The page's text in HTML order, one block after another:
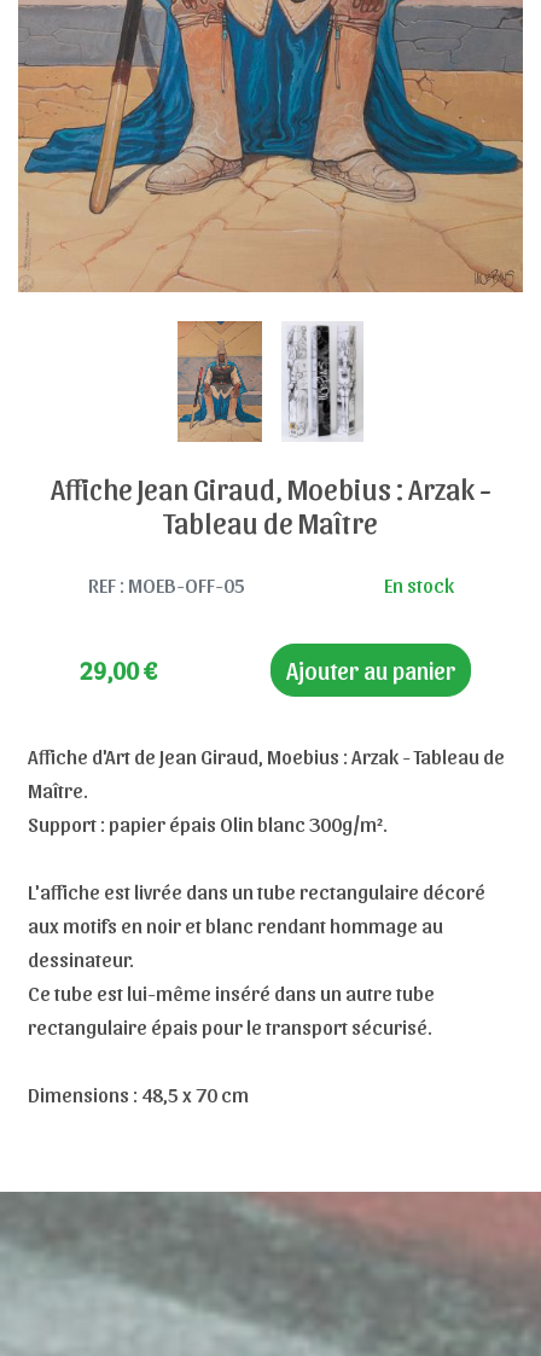
Affiche Jean Giraud, Moebius : Arzak -
Tableau de Maître
REF : MOEB-OFF-05 En stock
29,00€ Ajouter au panier
Affiche d'Art de Jean Giraud, Moebius : Arzak - Tableau de
Maître.
Support : papier épais Olin blanc 300g/m².
L'affiche est livrée dans un tube rectangulaire décoré
aux motifs en noir et blanc rendant hommage au
dessinateur.
Ce tube est lui-même inséré dans un autre tube
rectangulaire épais pour le transport sécurisé.
Dimensions : 48,5 x 70 cm